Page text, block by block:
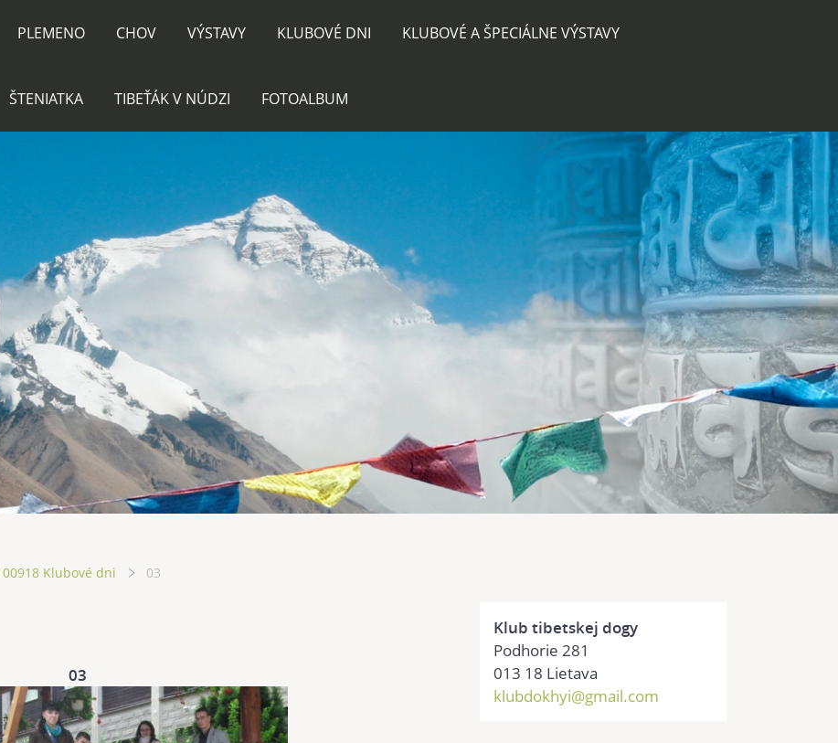
PLEMENO CHOV VÝSTAVY KLUBOVÉ DNI KLUBOVÉ A ŠPECIÁLNE VÝSTAVY
ŠTENIATKA TIBEŤÁK V NÚDZI FOTOALBUM
Klubové dni 03
03
Klub tibetskej dogy
Podhorie 281
013 18 Lietava
klubdokhyi@gmail.com